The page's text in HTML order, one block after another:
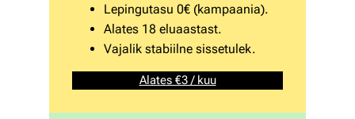
Lepingutasu 0€ (kampaania).
Alates 18 eluaastast.
Vajalik stabiilne sissetulek.
Alates €3 / kuu